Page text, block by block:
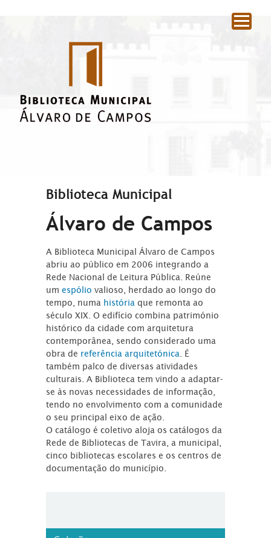
Biblioteca Municipal
Álvaro de Campos
A Biblioteca Municipal Álvaro de Campos
abriu ao público em 2006 integrando a
Rede Nacional de Leitura Pública. Reúne
umespóliovalioso, herdado ao longo do
tempo, numa história que remonta ao
século XIX. O edifício combina património
histórico da cidade com arquitetura
contemporânea, sendo considerado uma
obra de referência arquitetónica . É
também palco de diversas atividades
culturais. A Biblioteca tem vindo a adaptar-
se às novas necessidades de informação,
tendo no envolvimento com a comunidade
o seu principal eixo de ação.
O catálogo é coletivo aloja os catálogos da
Rede de Bibliotecas de Tavira, a municipal,
cinco bibliotecas escolares e os centros de
documentação do município.